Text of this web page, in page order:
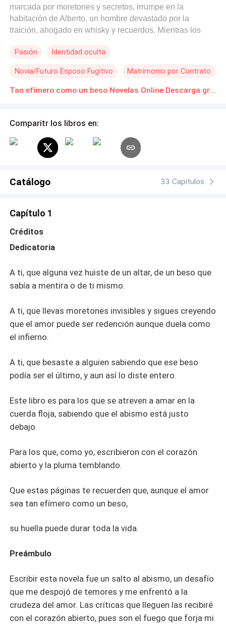
marcada por moretones y secretos, irrumpe en la
habitación de Alberto, un hombre devastado por la
traición, ahogado en whisky y recuerdos. Mientras los
una chispa de desafío los une: ella, huyendo de un
razón para no rendirse al abismo. Entre promesas rotas y
botellas vacías, su encuentro desata una danza frenética
redención.
Pasión Identidad oculta
Novia/Futuro Esposo Fugitivo Matrimonio por Contrato
Tan efímero como un beso Novelas Online Descarga gratuita de PDF
Comparitr los libros en:
Catálogo 33 Capítulos
Capítulo 1
Créditos
Dedicatoria
A ti, que alguna vez huiste de un altar, de un beso que
sabía a mentira o de ti mismo.
A ti, que llevas moretones invisibles y sigues creyendo
que el amor puede ser redención aunque duela como
el infierno.
A ti, que besaste a alguien sabiendo que ese beso
podía ser el último, y aun así lo diste entero.
Este libro es para los que se atreven a amar en la
cuerda floja, sabiendo que el abismo está justo
debajo.
Para los que, como yo, escribieron con el corazón
abierto y la pluma temblando.
Que estas páginas te recuerden que, aunque el amor
sea tan efímero como un beso,
su huella puede durar toda la vida.
Preámbulo
Escribir esta novela fue un salto al abismo, un desafío
que me despojó de temores y me enfrentó a la
crudeza del amor. Las críticas que lleguen las recibiré
con el corazón abierto, pues son el fuego que forja mi